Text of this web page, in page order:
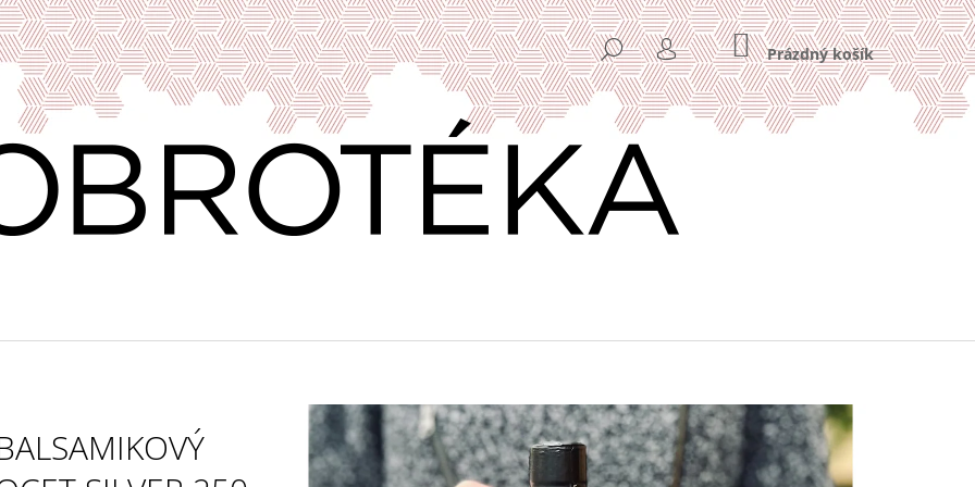
HLEDAT
PŘIHLÁŠENÍ
NÁKUPNÍ
KOŠÍK
Prázdný košík
CO POTŘEBUJETE NAJÍT?
HLEDAT
Následující
VÍNO & DOBROTY 11